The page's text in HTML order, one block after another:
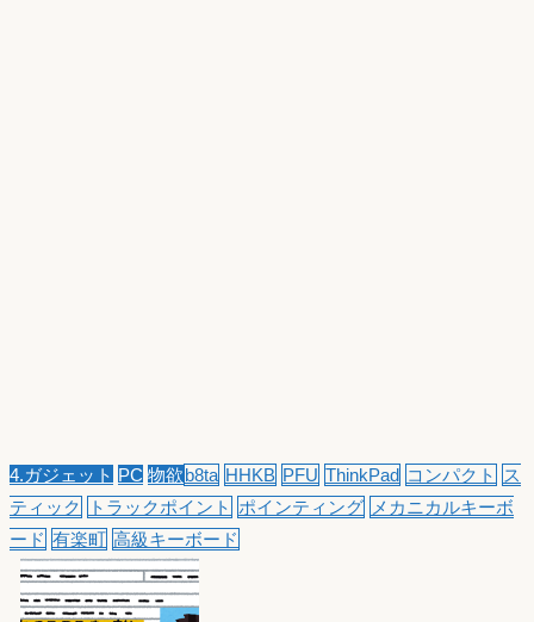
4.ガジェット PC 物欲b8ta HHKB PFU ThinkPad コンパクト
ス
ティック
トラックポイント ポインティング メカニカルキーボ
ード 有楽町 高級キーボード